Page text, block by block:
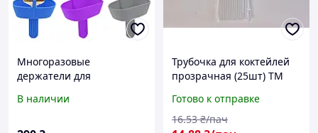
Многоразовые
держатели для
В наличии
Трубочка для коктейлей
прозрачная (25шт) ТМ
Готово к отправке
16.53 ₴/пач